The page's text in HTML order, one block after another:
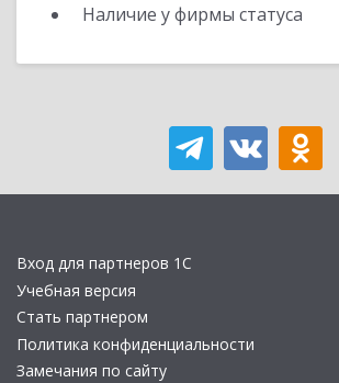
Наличие у фирмы статуса
Вход для партнеров 1С
Учебная версия
Стать партнером
Политика конфиденциальности
Замечания по сайту